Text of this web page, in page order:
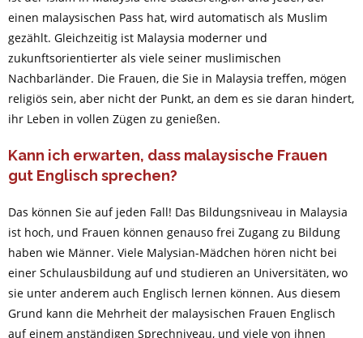
einen malaysischen Pass hat, wird automatisch als Muslim
gezählt. Gleichzeitig ist Malaysia moderner und
zukunftsorientierter als viele seiner muslimischen
Nachbarländer. Die Frauen, die Sie in Malaysia treffen, mögen
religiös sein, aber nicht der Punkt, an dem es sie daran hindert,
ihr Leben in vollen Zügen zu genießen.
Kann ich erwarten, dass malaysische Frauen
gut Englisch sprechen?
Das können Sie auf jeden Fall! Das Bildungsniveau in Malaysia
ist hoch, und Frauen können genauso frei Zugang zu Bildung
haben wie Männer. Viele Malysian-Mädchen hören nicht bei
einer Schulausbildung auf und studieren an Universitäten, wo
sie unter anderem auch Englisch lernen können. Aus diesem
Grund kann die Mehrheit der malaysischen Frauen Englisch
auf einem anständigen Sprechniveau, und viele von ihnen